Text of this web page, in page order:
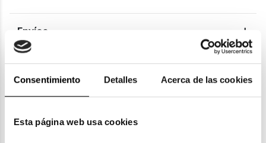
Consentimiento Detalles Acerca de las cookies
Esta página web usa cookies
Envíos